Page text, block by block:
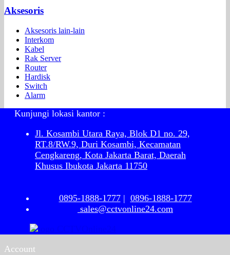
Aksesoris
Aksesoris lain-lain
Interkom
Kabel
Rak Server
Router
Hardisk
Switch
Alarm
Kunjungi lokasi kantor :
Jl. Kosambi Utara Raya, Blok D1 no. 29,
RT.8/RW.9, Duri Kosambi, Kecamatan
Cengkareng, Kota Jakarta Barat, Daerah
Khusus Ibukota Jakarta 11750
0895-1888-1777| 0896-1888-1777
sales@cctvonline24.com
Account